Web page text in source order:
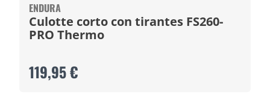
ENDURA
Culotte corto con tirantes FS260-
PRO Thermo
119,95 €